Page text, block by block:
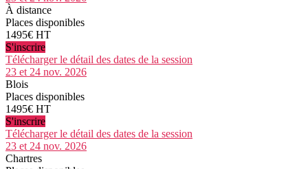
À distance
Places disponibles
1495€ HT
S'inscrire
Télécharger le détail des dates de la session
23 et 24 nov. 2026
Blois
Places disponibles
1495€ HT
S'inscrire
Télécharger le détail des dates de la session
23 et 24 nov. 2026
Chartres